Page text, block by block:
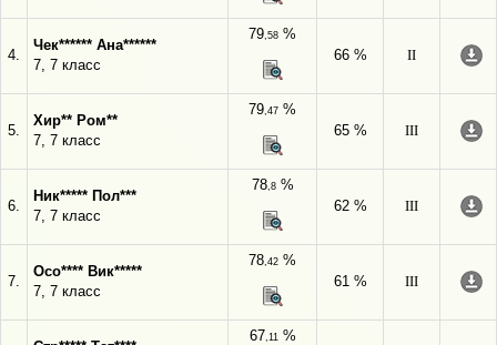
4.
Чек****** Ана******
7, 7 класс
79,58 %
66 %
II
5.
Хир** Ром**
7, 7 класс
79,47 %
65 %
III
6.
Ник***** Пол***
7, 7 класс
78,8%
62 %
III
7.
Осо**** Вик*****
7, 7 класс
78,42 %
61 %
III
67,11%